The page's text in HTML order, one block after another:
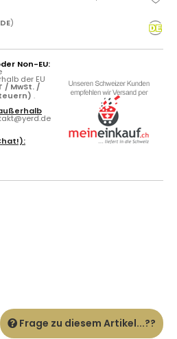
DE)
Non-EU:
der EU
/ MwSt. /
.
Frage zu diesem Artikel...??